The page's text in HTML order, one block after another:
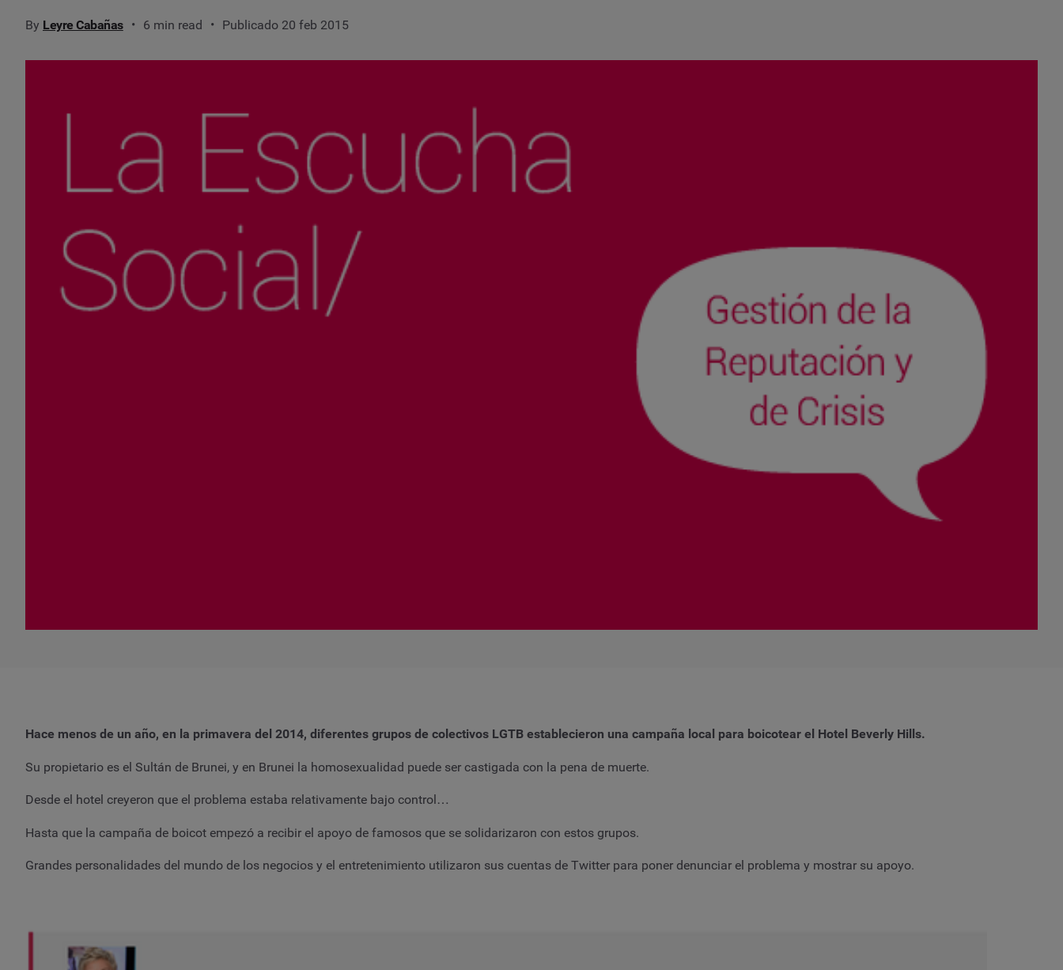
By Leyre Cabañas 6 min read Publicado 20 feb 2015
Hace menos de un año, en la primavera del 2014, diferentes grupos de colectivos LGTB establecieron una campaña local para boicotear el Hotel Beverly Hills.
Su propietario es el Sultán de Brunei, y en Brunei la homosexualidad puede ser castigada con la pena de muerte.
Desde el hotel creyeron que el problema estaba relativamente bajo control…
Hasta que la campaña de boicot empezó a recibir el apoyo de famosos que se solidarizaron con estos grupos.
Grandes personalidades del mundo de los negocios y el entretenimiento utilizaron sus cuentas de Twitter para poner denunciar el problema y mostrar su apoyo.